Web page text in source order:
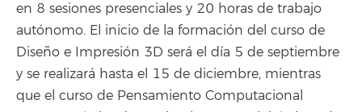
en 8 sesiones presenciales y 20 horas de trabajo
autónomo. El inicio de la formación del curso de
Diseño e Impresión 3D será el día 5 de septiembre
y se realizará hasta el 15 de diciembre, mientras
que el curso de Pensamiento Computacional